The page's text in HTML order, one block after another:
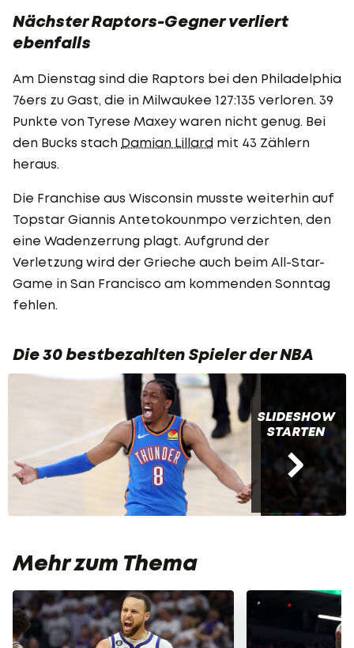
Nächster Raptors-Gegner verliert
ebenfalls
Am Dienstag sind die Raptors bei den Philadelphia
76ers zu Gast, die in Milwaukee 127:135 verloren. 39
Punkte von Tyrese Maxey waren nicht genug. Bei
den Bucks stach Damian Lillard mit 43 Zählern
heraus.
Die Franchise aus Wisconsin musste weiterhin auf
Topstar Giannis Antetokounmpo verzichten, den
eine Wadenzerrung plagt. Aufgrund der
Verletzung wird der Grieche auch beim All-Star-
Game in San Francisco am kommenden Sonntag
fehlen.
Die 30 bestbezahlten Spieler der NBA
SLIDESHOW
STARTEN
Mehr zum Thema